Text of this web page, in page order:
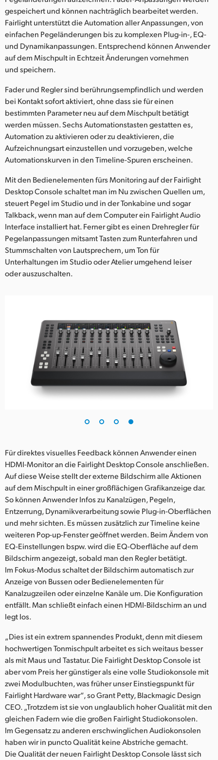
gespeichert und können nachträglich bearbeitet werden.
Fairlight unterstützt die Automation aller Anpassungen, von
einfachen Pegeländerungen bis zu komplexen Plug-in-, EQ-
und Dynamikanpassungen. Entsprechend können Anwender
auf dem Mischpult in Echtzeit Änderungen vornehmen
und speichern.
Fader und Regler sind berührungsempfindlich und werden
bei Kontakt sofort aktiviert, ohne dass sie für einen
bestimmten Parameter neu auf dem Mischpult betätigt
werden müssen. Sechs Automationstasten gestatten es,
Automation zu aktivieren oder zu deaktivieren, die
Aufzeichnungsart einzustellen und vorzugeben, welche
Automationskurven in den Timeline-Spuren erscheinen.
Mit den Bedienelementen fürs Monitoring auf der Fairlight
Desktop Console schaltet man im Nu zwischen Quellen um,
steuert Pegel im Studio und in der Tonkabine und sogar
Talkback, wenn man auf dem Computer ein Fairlight Audio
Interface installiert hat. Ferner gibt es einen Drehregler für
Pegelanpassungen mitsamt Tasten zum Runterfahren und
Stummschalten von Lautsprechern, um Ton für
Unterhaltungen im Studio oder Atelier umgehend leiser
oder auszuschalten.
Für direktes visuelles Feedback können Anwender einen
HDMI-Monitor an die Fairlight Desktop Console anschließen.
Auf diese Weise stellt der externe Bildschirm alle Aktionen
auf dem Mischpult in einer großflächigen Grafikanzeige dar.
So können Anwender Infos zu Kanalzügen, Pegeln,
Entzerrung, Dynamikverarbeitung sowie Plug-in-Oberflächen
und mehr sichten. Es müssen zusätzlich zur Timeline keine
weiteren Pop-up-Fenster geöffnet werden. Beim Ändern von
EQ-Einstellungen bspw. wird die EQ-Oberfläche auf dem
Bildschirm angezeigt, sobald man den Regler betätigt.
Im Fokus-Modus schaltet der Bildschirm automatisch zur
Anzeige von Bussen oder Bedienelementen für
Kanalzugzeilen oder einzelne Kanäle um. Die Konfiguration
entfällt. Man schließt einfach einen HDMI-Bildschirm an und
legt los.
„Dies ist ein extrem spannendes Produkt, denn mit diesem
hochwertigen Tonmischpult arbeitet es sich weitaus besser
als mit Maus und Tastatur. Die Fairlight Desktop Console ist
aber vom Preis her günstiger als eine volle Studiokonsole mit
zwei Modulbuchten, was früher unser Einstiegspunkt für
Fairlight Hardware war“, so Grant Petty, Blackmagic Design
CEO. „Trotzdem ist sie von unglaublich hoher Qualität mit den
gleichen Fadern wie die großen Fairlight Studiokonsolen.
Im Gegensatz zu anderen erschwinglichen Audiokonsolen
haben wir in puncto Qualität keine Abstriche gemacht.
Die Qualität der neuen Fairlight Desktop Console lässt sich